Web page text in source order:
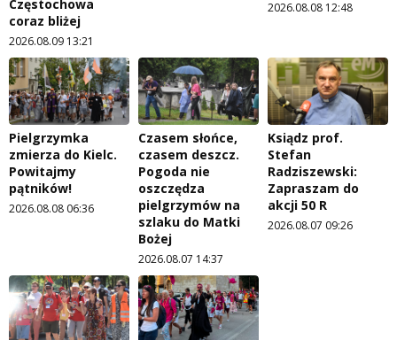
Częstochowa
coraz bliżej
2026.08.09 13:21
2026.08.08 12:48
Pielgrzymka
zmierza do Kielc.
Powitajmy
pątników!
2026.08.08 06:36
Czasem słońce,
czasem deszcz.
Pogoda nie
oszczędza
pielgrzymów na
szlaku do Matki
Bożej
2026.08.07 14:37
Ksiądz prof.
Stefan
Radziszewski:
Zapraszam do
akcji 50 R
2026.08.07 09:26